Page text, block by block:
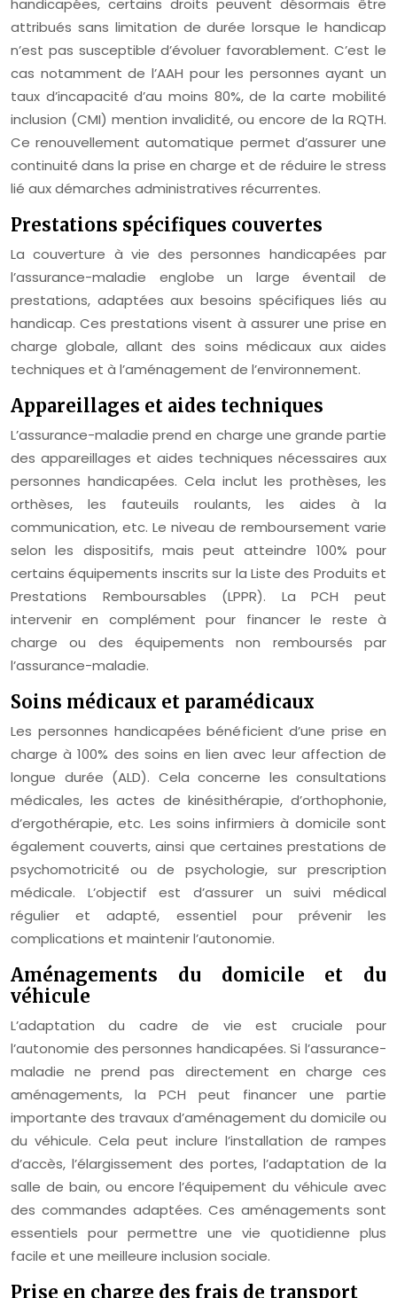
handicapées, certains droits peuvent désormais être
attribués sans limitation de durée lorsque le handicap
n’est pas susceptible d’évoluer favorablement. C’est le
cas notamment de l’AAH pour les personnes ayant un
taux d’incapacité d’au moins 80%, de la carte mobilité
inclusion (CMI) mention invalidité, ou encore de la RQTH.
Ce renouvellement automatique permet d’assurer une
continuité dans la prise en charge et de réduire le stress
lié aux démarches administratives récurrentes.
Prestations spécifiques couvertes
La couverture à vie des personnes handicapées par
l’assurance-maladie englobe un large éventail de
prestations, adaptées aux besoins spécifiques liés au
handicap. Ces prestations visent à assurer une prise en
charge globale, allant des soins médicaux aux aides
techniques et à l’aménagement de l’environnement.
Appareillages et aides techniques
L’assurance-maladie prend en charge une grande partie
des appareillages et aides techniques nécessaires aux
personnes handicapées. Cela inclut les prothèses, les
orthèses, les fauteuils roulants, les aides à la
communication, etc. Le niveau de remboursement varie
selon les dispositifs, mais peut atteindre 100% pour
certains équipements inscrits sur la Liste des Produits et
Prestations Remboursables (LPPR). La PCH peut
intervenir en complément pour financer le reste à
charge ou des équipements non remboursés par
l’assurance-maladie.
Soins médicaux et paramédicaux
Les personnes handicapées bénéficient d’une prise en
charge à 100% des soins en lien avec leur affection de
longue durée (ALD). Cela concerne les consultations
médicales, les actes de kinésithérapie, d’orthophonie,
d’ergothérapie, etc. Les soins infirmiers à domicile sont
également couverts, ainsi que certaines prestations de
psychomotricité ou de psychologie, sur prescription
médicale. L’objectif est d’assurer un suivi médical
régulier et adapté, essentiel pour prévenir les
complications et maintenir l’autonomie.
Aménagements du domicile et du
véhicule
L’adaptation du cadre de vie est cruciale pour
l’autonomie des personnes handicapées. Si l’assurance-
maladie ne prend pas directement en charge ces
aménagements, la PCH peut financer une partie
importante des travaux d’aménagement du domicile ou
du véhicule. Cela peut inclure l’installation de rampes
d’accès, l’élargissement des portes, l’adaptation de la
salle de bain, ou encore l’équipement du véhicule avec
des commandes adaptées. Ces aménagements sont
essentiels pour permettre une vie quotidienne plus
facile et une meilleure inclusion sociale.
Prise en charge des frais de transport